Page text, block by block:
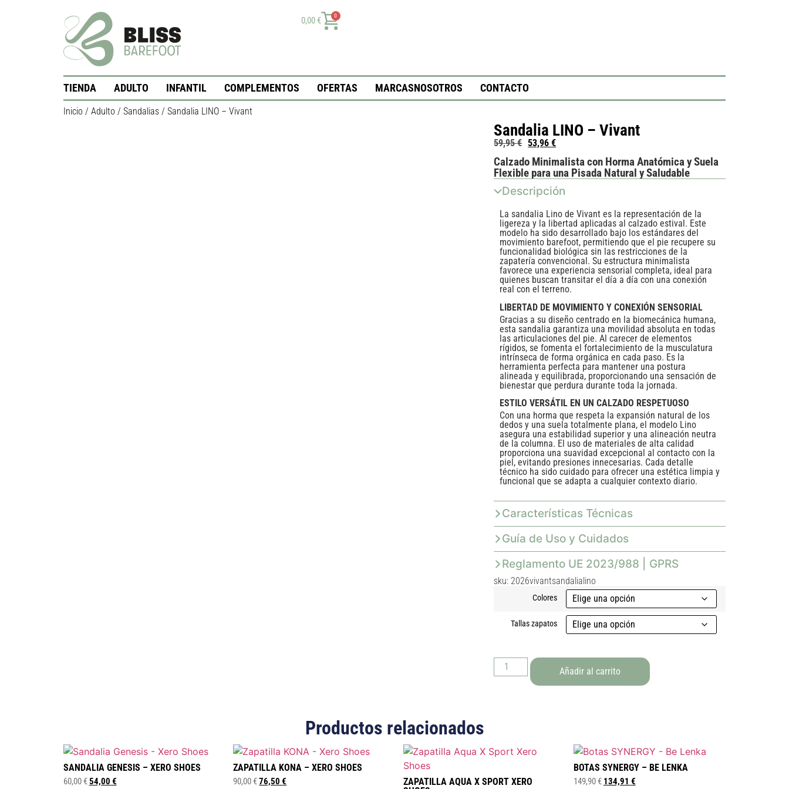
0,00€ 0
TIENDA ADULTO INFANTIL COMPLEMENTOS OFERTAS MARCASNOSOTROS CONTACTO
Inicio / Adulto / Sandalias/ Sandalia LINO – Vivant
Sandalia LINO – Vivant
59,95€ 53,96€
Calzado Minimalista con Horma Anatómica y Suela
Flexible para una Pisada Natural y Saludable
Descripción
La sandalia Lino de Vivant es la representación de la
ligereza y la libertad aplicadas al calzado estival. Este
modelo ha sido desarrollado bajo los estándares del
movimiento barefoot, permitiendo que el pie recupere su
funcionalidad biológica sin las restricciones de la
zapatería convencional. Su estructura minimalista
favorece una experiencia sensorial completa, ideal para
quienes buscan transitar el día a día con una conexión
real con el terreno.
LIBERTAD DE MOVIMIENTO Y CONEXIÓN SENSORIAL
Gracias a su diseño centrado en la biomecánica humana,
esta sandalia garantiza una movilidad absoluta en todas
las articulaciones del pie. Al carecer de elementos
rígidos, se fomenta el fortalecimiento de la musculatura
intrínseca de forma orgánica en cada paso. Es la
herramienta perfecta para mantener una postura
alineada y equilibrada, proporcionando una sensación de
bienestar que perdura durante toda la jornada.
ESTILO VERSÁTIL EN UN CALZADO RESPETUOSO
Con una horma que respeta la expansión natural de los
dedos y una suela totalmente plana, el modelo Lino
asegura una estabilidad superior y una alineación neutra
de la columna. El uso de materiales de alta calidad
proporciona una suavidad excepcional al contacto con la
piel, evitando presiones innecesarias. Cada detalle
técnico ha sido cuidado para ofrecer una estética limpia y
funcional que se adapta a cualquier contexto diario.
Características Técnicas
Guía de Uso y Cuidados
Reglamento UE 2023/988 | GPRS
sku: 2026vivantsandalialino
Colores
Tallas zapatos
Añadir al carrito
Productos relacionados
SANDALIA GENESIS – XERO SHOES
60,00€54,00 €
ZAPATILLA KONA – XERO SHOES
90,00€76,50€
ZAPATILLA AQUA X SPORT XERO
BOTAS SYNERGY – BE LENKA
149,90€ 134,91 €